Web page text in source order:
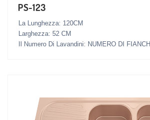
PS-123
La Lunghezza: 120CM
Larghezza: 52 CM
Il Numero Di Lavandini: NUMERO DI FIANCHI